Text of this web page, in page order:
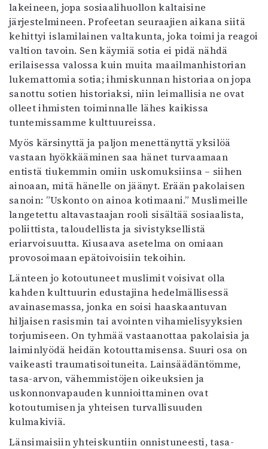
lakeineen, jopa sosiaalihuollon kaltaisine
järjestelmineen. Profeetan seuraajien aikana siitä
kehittyi islamilainen valtakunta, joka toimi ja reagoi
valtion tavoin. Sen käymiä sotia ei pidä nähdä
erilaisessa valossa kuin muita maailmanhistorian
lukemattomia sotia; ihmiskunnan historiaa on jopa
sanottu sotien historiaksi, niin leimallisia ne ovat
olleet ihmisten toiminnalle lähes kaikissa
tuntemissamme kulttuureissa.
Myös kärsinyttä ja paljon menettänyttä yksilöä
vastaan hyökkääminen saa hänet turvaamaan
entistä tiukemmin omiin uskomuksiinsa – siihen
ainoaan, mitä hänelle on jäänyt. Erään pakolaisen
sanoin: ”Uskonto on ainoa kotimaani.” Muslimeille
langetettu altavastaajan rooli sisältää sosiaalista,
poliittista, taloudellista ja sivistyksellistä
eriarvoisuutta. Kiusaava asetelma on omiaan
provosoimaan epätoivoisiin tekoihin.
Länteen jo kotoutuneet muslimit voisivat olla
kahden kulttuurin edustajina hedelmällisessä
avainasemassa, jonka en soisi haaskaantuvan
hiljaisen rasismin tai avointen vihamielisyyksien
torjumiseen. On tyhmää vastaanottaa pakolaisia ja
laiminlyödä heidän kotouttamisensa. Suuri osa on
vaikeasti traumatisoituneita. Lainsäädäntömme,
tasa-arvon, vähemmistöjen oikeuksien ja
uskonnonvapauden kunnioittaminen ovat
kotoutumisen ja yhteisen turvallisuuden
kulmakiviä.
Länsimaisiin yhteiskuntiin onnistuneesti, tasa-